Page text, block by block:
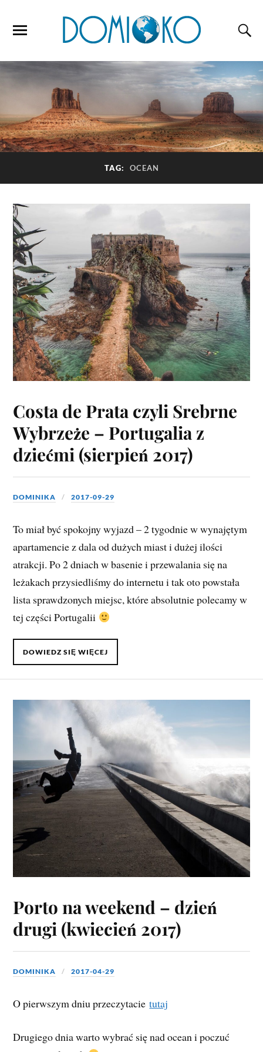
TAG: OCEAN
Costa de Prata czyli Srebrne
Wybrzeże – Portugalia z
dziećmi (sierpień 2017)
DOMINIKA 2017-09-29
To miał być spokojny wyjazd – 2 tygodnie w wynajętym
apartamencie z dala od dużych miast i dużej ilości
atrakcji. Po 2 dniach w basenie i przewalania się na
leżakach przysiedliśmy do internetu i tak oto powstała
lista sprawdzonych miejsc, które absolutnie polecamy w
tej części Portugalii
DOWIEDZ SIĘ WIĘCEJ
Porto na weekend – dzień
drugi (kwiecień 2017)
DOMINIKA 2017-04-29
O pierwszym dniu przeczytacietutaj
Drugiego dnia warto wybrać się nad ocean i poczuć